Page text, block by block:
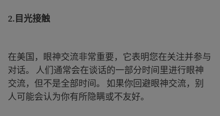
2.目光接触
在美国，眼神交流非常重要，它表明您在关注并参与
对话。 人们通常会在谈话的一部分时间里进行眼神
交流，但不是全部时间。 如果你回避眼神交流，别
人可能会认为你有所隐瞒或不友好。